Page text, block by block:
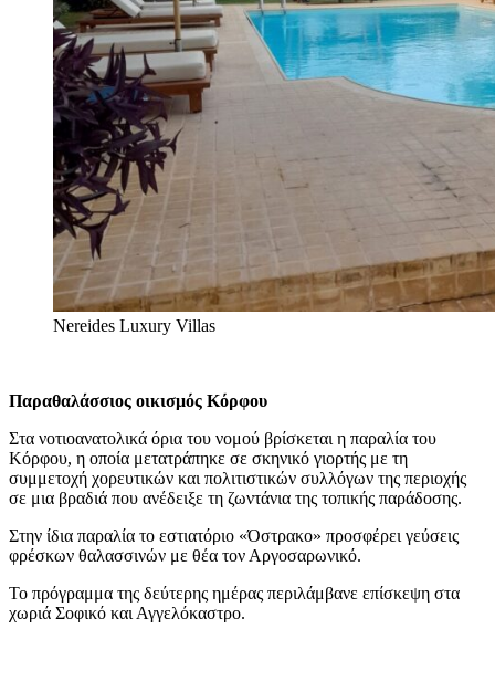
Nereides Luxury Villas
Παραθαλάσσιος οικισμός Κόρφου
Στα νοτιοανατολικά όρια του νομού βρίσκεται η παραλία του
Κόρφου, η οποία μετατράπηκε σε σκηνικό γιορτής με τη
συμμετοχή χορευτικών και πολιτιστικών συλλόγων της περιοχής
σε μια βραδιά που ανέδειξε τη ζωντάνια της τοπικής παράδοσης.
Στην ίδια παραλία το εστιατόριο «Όστρακο» προσφέρει γεύσεις
φρέσκων θαλασσινών με θέα τον Αργοσαρωνικό.
Το πρόγραμμα της δεύτερης ημέρας περιλάμβανε επίσκεψη στα
χωριά Σοφικό και Αγγελόκαστρο.